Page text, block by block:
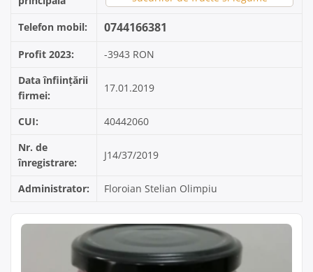
Telefon mobil: 0744166381
Profit 2023:
-3943 RON
Data înființării
firmei:
17.01.2019
CUI:
40442060
Nr. de
înregistrare:
J14/37/2019
Administrator: Floroian Stelian Olimpiu